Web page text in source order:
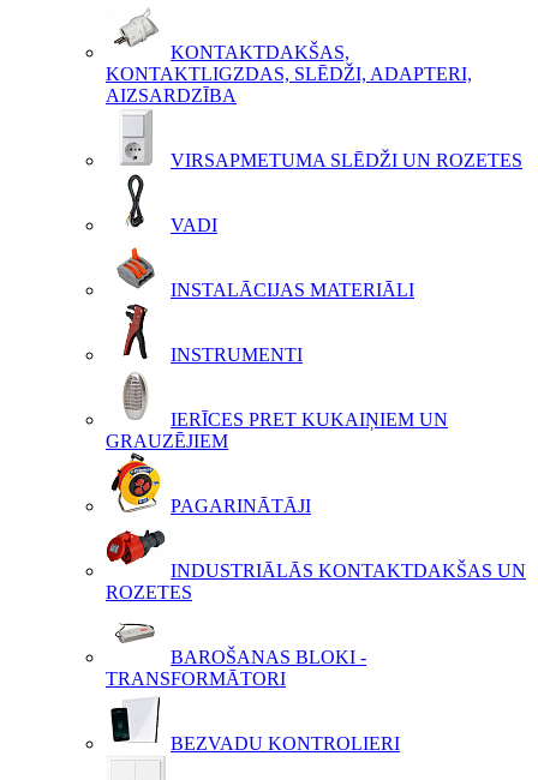
KONTAKTDAKŠAS,
KONTAKTLIGZDAS, SLĒDŽI, ADAPTERI,
AIZSARDZĪBA
VIRSAPMETUMA SLĒDŽI UN ROZETES
VADI
INSTALĀCIJAS MATERIĀLI
INSTRUMENTI
IERĪCES PRET KUKAIŅIEM UN
GRAUZĒJIEM
PAGARINĀTĀJI
INDUSTRIĀLĀS KONTAKTDAKŠAS UN
ROZETES
BAROŠANAS BLOKI -
TRANSFORMĀTORI
BEZVADU KONTROLIERI